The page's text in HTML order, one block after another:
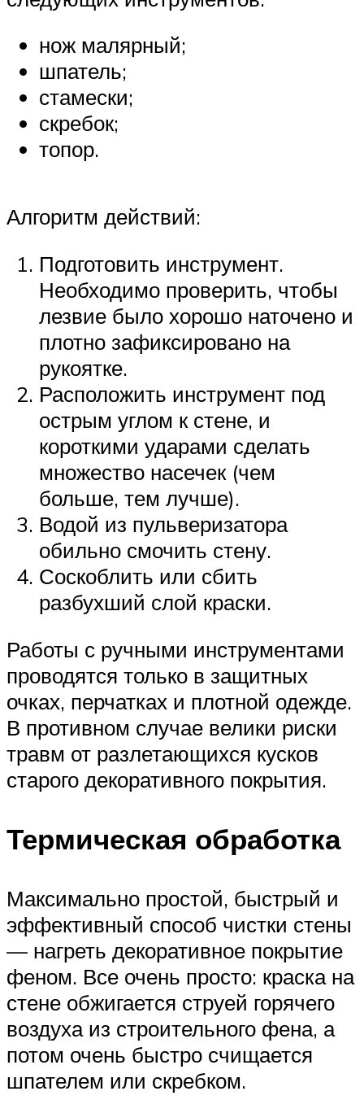
нож малярный;
шпатель;
стамески;
скребок;
топор.
Алгоритм действий:
Подготовить инструмент.
Необходимо проверить, чтобы
лезвие было хорошо наточено и
плотно зафиксировано на
рукоятке.
Расположить инструмент под
острым углом к стене, и
короткими ударами сделать
множество насечек (чем
больше, тем лучше).
Водой из пульверизатора
обильно смочить стену.
Соскоблить или сбить
разбухший слой краски.
Работы с ручными инструментами
проводятся только в защитных
очках, перчатках и плотной одежде.
В противном случае велики риски
травм от разлетающихся кусков
старого декоративного покрытия.
Термическая обработка
Максимально простой, быстрый и
эффективный способ чистки стены
— нагреть декоративное покрытие
феном. Все очень просто: краска на
стене обжигается струей горячего
воздуха из строительного фена, а
потом очень быстро счищается
шпателем или скребком.